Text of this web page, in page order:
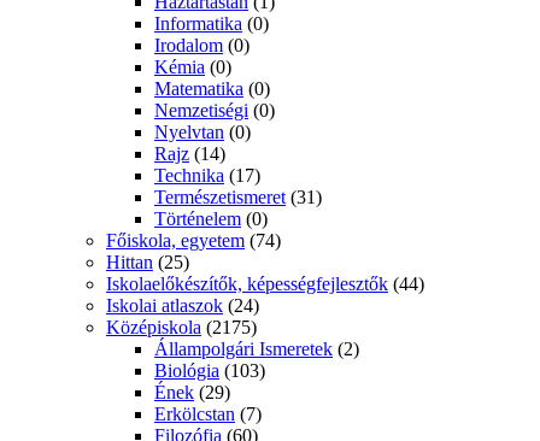
Informatika (0)
Irodalom (0)
Kémia (0)
Matematika (0)
Nemzetiségi (0)
Nyelvtan (0)
Rajz (14)
Technika (17)
Természetismeret (31)
Történelem (0)
Főiskola, egyetem (74)
Hittan (25)
Iskolaelőkészítők, képességfejlesztők (44)
Iskolai atlaszok (24)
Középiskola (2175)
Állampolgári Ismeretek (2)
Biológia (103)
Ének (29)
Erkölcstan (7)
Filozófia (60)